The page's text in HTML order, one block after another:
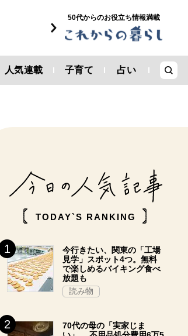
50代からのお役立ち情報満載
人気連載 子育て 占い
TODAY`S RANKING
今行きたい、関東の「工場
見学」スポット4つ。無料
で楽しめるバイキング食べ
放題も
読み物
70代の母の「実家じま